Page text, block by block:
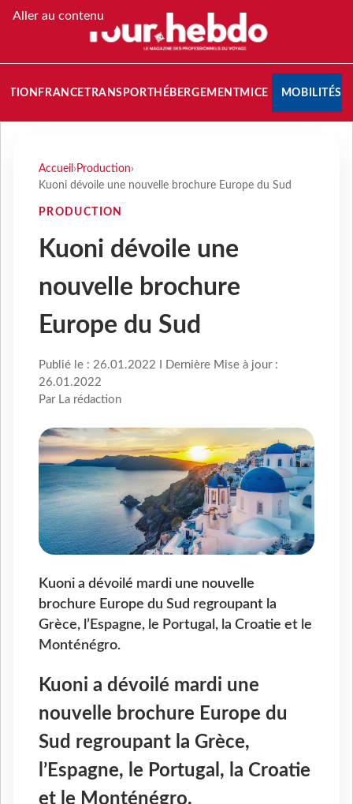
Aller au contenu
FRANCETRANSPORT HÉBERGEMENTMICE MOBILITÉS
Accueil › Production›
Kuoni dévoile une nouvelle brochure Europe du Sud
PRODUCTION
Kuoni dévoile une
nouvelle brochure
Europe du Sud
Publié le : 26.01.2022 I Dernière Mise à jour :
26.01.2022
Par La rédaction
Kuoni a dévoilé mardi une nouvelle
brochure Europe du Sud regroupant la
Grèce, l’Espagne, le Portugal, la Croatie et le
Monténégro.
Kuoni a dévoilé mardi une
nouvelle brochure Europe du
Sud regroupant la Grèce,
l’Espagne, le Portugal, la Croatie
et le Monténégro.